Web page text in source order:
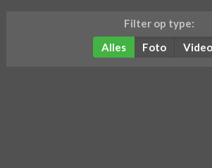
Filter op type:
Alles
Foto Video